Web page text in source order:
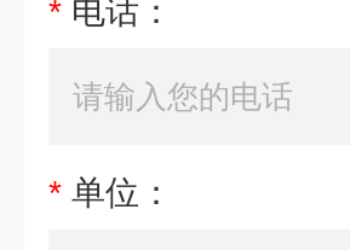
* 电话：
* 单位：